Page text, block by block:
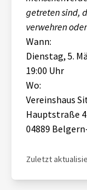
getreten sind,
verwehren
Wann:
Dienstag, 5.
19:00 Uhr
Wo:
Vereinshaus
Hauptstraße
04889
Zuletzt